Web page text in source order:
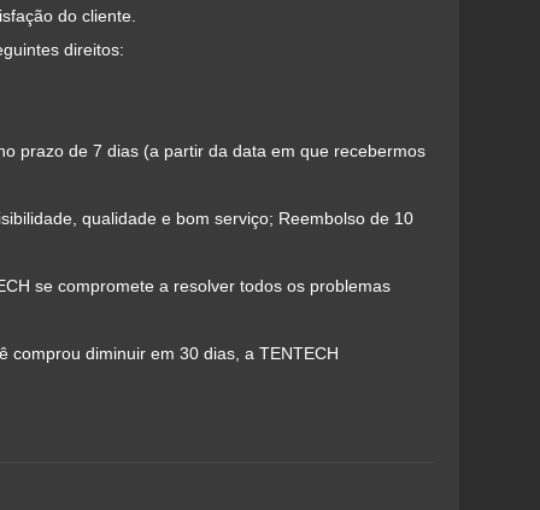
do cliente.
direitos:
prazo de 7 dias (a partir da data em que recebermos
qualidade e bom serviço; Reembolso de 10
se compromete a resolver todos os problemas
comprou diminuir em 30 dias, a TENTECH